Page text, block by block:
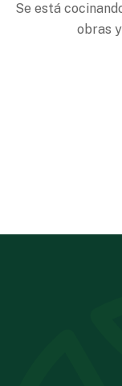
Se está
obras